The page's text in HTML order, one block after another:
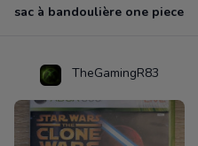
sac à bandoulière one piece
TheGamingR83